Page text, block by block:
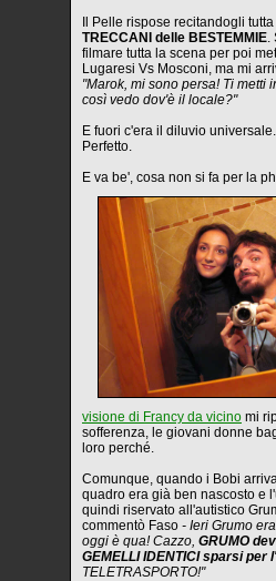
Il Pelle rispose recitandogli
TRECCANI delle BESTEMMIE.
filmare tutta la scena per poi
Lugaresi Vs Mosconi, ma mi
"Marok, mi sono persa! Ti metti
così vedo dov'è il locale?"
E fuori c'era il diluvio universale.
Perfetto.
E va be', cosa non si fa per la
visione di Francy da vicino mi
sofferenza, le giovani donne
loro perché.
Comunque, quando i Bobi
quadro era già ben nascosto e
quindi riservato all'autistico
commentò Faso - Ieri Grumo era
oggi è qua! Cazzo, GRUMO
GEMELLI IDENTICI sparsi per
TELETRASPORTO!"